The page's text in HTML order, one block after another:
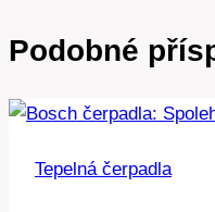
Podobné
Tepelná čerpadla